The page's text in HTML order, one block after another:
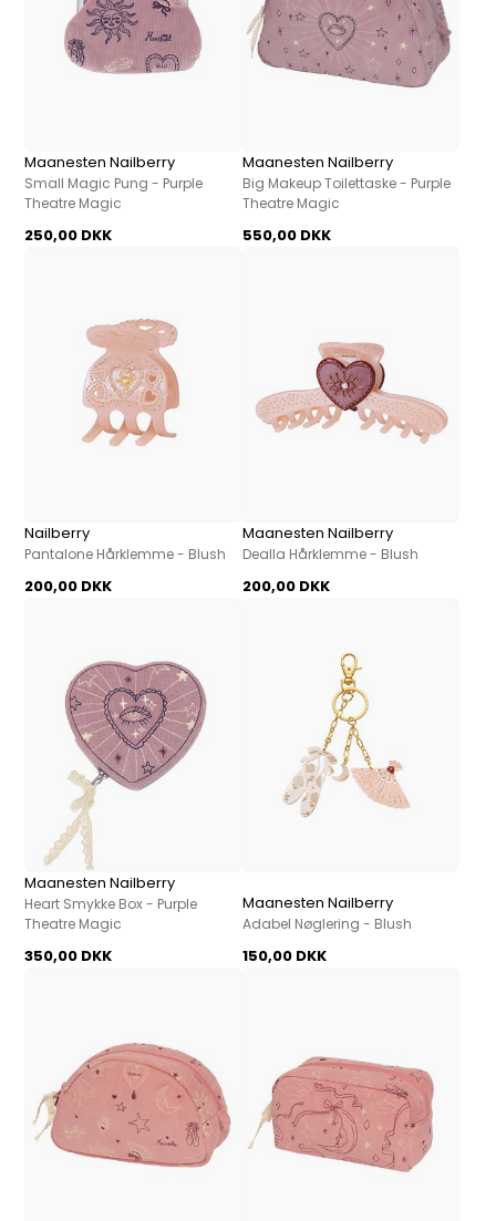
Maanesten Nailberry
Small Magic Pung - Purple
Theatre Magic
250,00 DKK
Maanesten Nailberry
Big Makeup Toilettaske - Purple
Theatre Magic
550,00 DKK
Nailberry
Pantalone Hårklemme - Blush
200,00 DKK
Maanesten Nailberry
Dealla Hårklemme - Blush
200,00 DKK
Maanesten Nailberry
Heart Smykke Box - Purple
Theatre Magic
350,00 DKK
Maanesten Nailberry
Adabel Nøglering - Blush
150,00 DKK